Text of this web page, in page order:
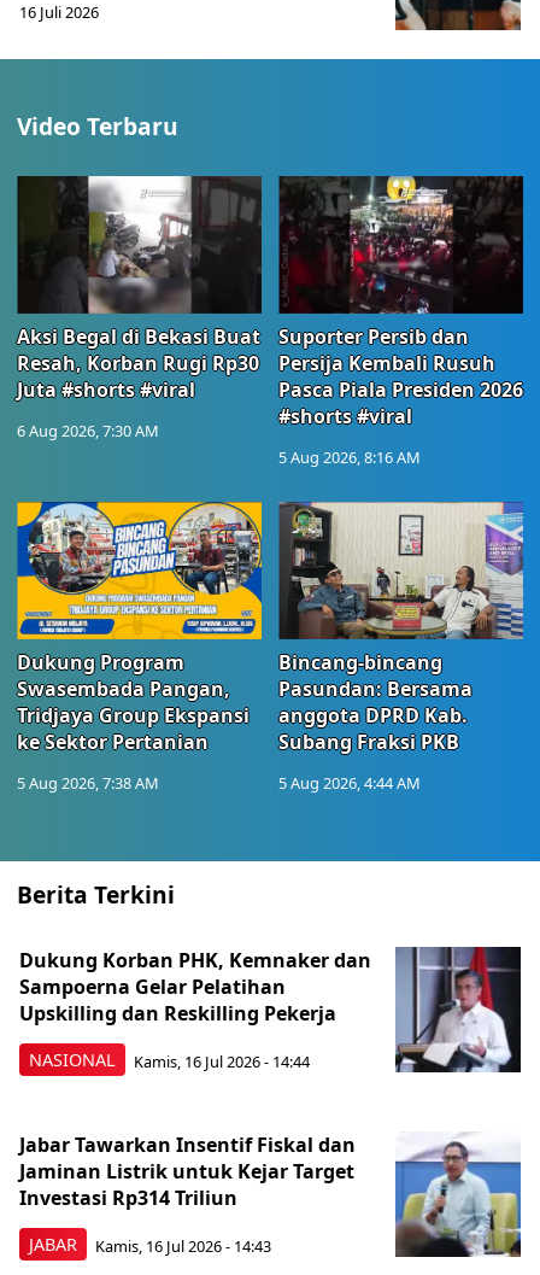
16 Juli 2026
Video Terbaru
Aksi Begal di Bekasi Buat
Resah, Korban Rugi Rp30
Juta #shorts #viral
6 Aug 2026, 7:30 AM
Suporter Persib dan
Persija Kembali Rusuh
Pasca Piala Presiden 2026
#shorts #viral
5 Aug 2026, 8:16 AM
Dukung Program
Swasembada Pangan,
Tridjaya Group Ekspansi
ke Sektor Pertanian
5 Aug 2026, 7:38 AM
Bincang-bincang
Pasundan: Bersama
anggota DPRD Kab.
Subang Fraksi PKB
5 Aug 2026, 4:44 AM
Berita Terkini
NASIONAL
Dukung Korban PHK, Kemnaker dan
Sampoerna Gelar Pelatihan
Upskilling dan Reskilling Pekerja
Kamis, 16 Jul 2026 - 14:44
JABAR
Jabar Tawarkan Insentif Fiskal dan
Jaminan Listrik untuk Kejar Target
Investasi Rp314 Triliun
Kamis, 16 Jul 2026 - 14:43